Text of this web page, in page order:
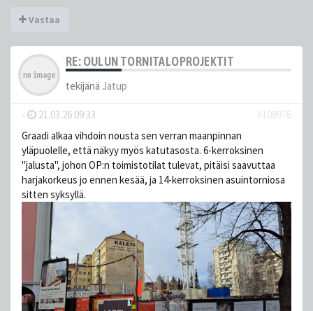
Vastaa
RE: OULUN TORNITALOPROJEKTIT
tekijänä Jatup
- 21.03.26 09:33
#108976
Graadi alkaa vihdoin nousta sen verran maanpinnan
yläpuolelle, että näkyy myös katutasosta. 6-kerroksinen
"jalusta", johon OP:n toimistotilat tulevat, pitäisi saavuttaa
harjakorkeus jo ennen kesää, ja 14-kerroksinen asuintorniosa
sitten syksyllä.